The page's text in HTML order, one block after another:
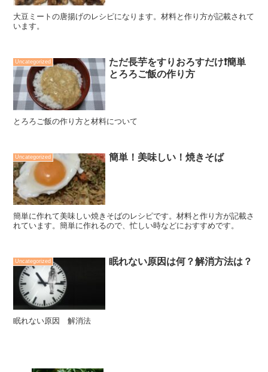
大豆ミートの唐揚げのレシピになります。材料と作り方が記載されて
います。
Uncategorized
ただ長芋をすりおろすだけ❗️簡単
とろろご飯の作り方
とろろご飯の作り方と材料について
Uncategorized 簡単！美味しい！焼きそば
簡単に作れて美味しい焼きそばのレシピです。材料と作り方が記載さ
れています。簡単に作れるので、忙しい時などにおすすめです。
Uncategorized 眠れない原因は何？解消方法は？
眠れない原因 解消法